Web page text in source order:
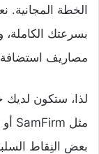
الخطة المجانية.
بسرعتك
مصاريف
لذا، ستكون لديك